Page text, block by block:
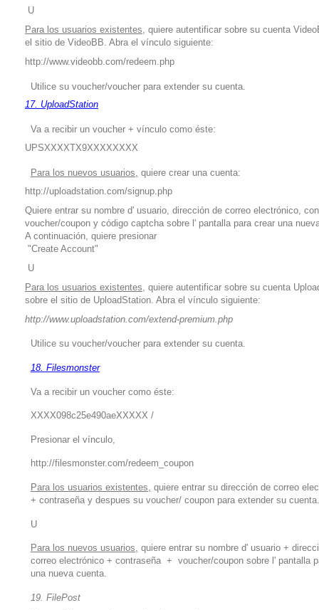
U
Para los usuarios existentes, quiere autentificar sobre su cuenta
el sitio de VideoBB. Abra el vínculo siguiente:
http://www.videobb.com/redeem.php
Utilice su voucher/voucher para extender su cuenta.
17. UploadStation
Va a recibir un voucher + vínculo como éste:
UPSXXXXTX9XXXXXXXX
Para los nuevos usuarios, quiere crear una cuenta:
http://uploadstation.com/signup.php
Quiere entrar su nombre d' usuario, dirección de correo electrónico,
voucher/coupon y código captcha sobre l' pantalla para crear una
A continuación, quiere presionar
"Create Account"
U
Para los usuarios existentes, quiere autentificar sobre su cuenta
sobre el sitio de UploadStation. Abra el vínculo siguiente:
http://www.uploadstation.com/extend-premium.php
Utilice su voucher/voucher para extender su cuenta.
18. Filesmonster
Va a recibir un voucher como éste:
XXXX098c25e490aeXXXXX /
Presionar el vínculo,
http://filesmonster.com/redeem_coupon
Para los usuarios existentes, quiere entrar su dirección de correo
+ contraseña y despues su voucher/ coupon para extender su cuenta.
U
Para los nuevos usuarios, quiere entrar su nombre d' usuario +
correo electrónico + contraseña + voucher/coupon sobre l' pantalla
una nueva cuenta.
19. FilePost